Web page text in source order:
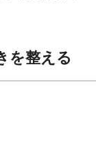
を整える